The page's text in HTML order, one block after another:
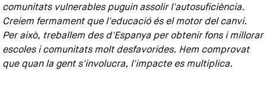
comunitats vulnerables puguin assolir l'autosuficiència.
Creiem fermament que l'educació és el motor del canvi.
Per això, treballem des d'Espanya per obtenir fons i millorar
escoles i comunitats molt desfavorides. Hem comprovat
que quan la gent s'involucra, l'impacte es multiplica.